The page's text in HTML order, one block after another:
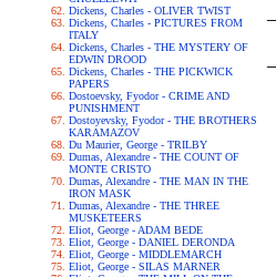
Dickens, Charles - OLIVER TWIST
Dickens, Charles - PICTURES FROM
ITALY
Dickens, Charles - THE MYSTERY OF
EDWIN DROOD
Dickens, Charles - THE PICKWICK
PAPERS
Dostoevsky, Fyodor - CRIME AND
PUNISHMENT
Dostoyevsky, Fyodor - THE BROTHERS
KARAMAZOV
Du Maurier, George - TRILBY
Dumas, Alexandre - THE COUNT OF
MONTE CRISTO
Dumas, Alexandre - THE MAN IN THE
IRON MASK
Dumas, Alexandre - THE THREE
MUSKETEERS
Eliot, George - ADAM BEDE
Eliot, George - DANIEL DERONDA
Eliot, George - MIDDLEMARCH
Eliot, George - SILAS MARNER